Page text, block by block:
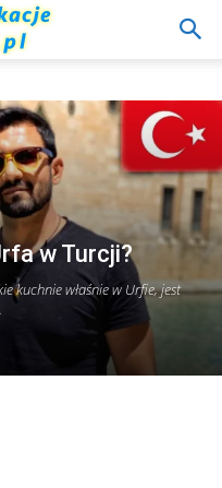
w Turcji?
kuchnie właśnie w Urfie, jest